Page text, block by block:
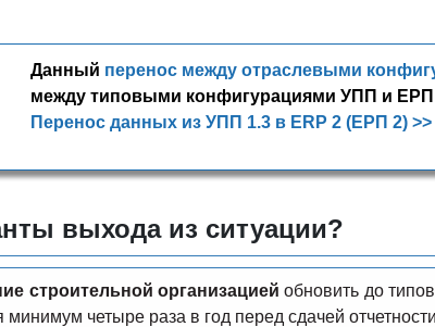
Данный перенос между отраслевыми
между типовыми конфигурациями УПП и ЕРП
Перенос данных из УПП 1.3 в ERP 2 (ЕРП 2) >>
выхода из ситуации?
строительной организацией обновить до
минимум четыре раза в год перед сдачей